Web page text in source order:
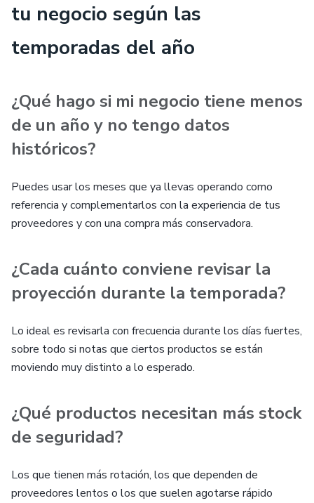
tu negocio según las
temporadas del año
¿Qué hago si mi negocio tiene menos
de un año y no tengo datos
históricos?
Puedes usar los meses que ya llevas operando como
referencia y complementarlos con la experiencia de tus
proveedores y con una compra más conservadora.
¿Cada cuánto conviene revisar la
proyección durante la temporada?
Lo ideal es revisarla con frecuencia durante los días fuertes,
sobre todo si notas que ciertos productos se están
moviendo muy distinto a lo esperado.
¿Qué productos necesitan más stock
de seguridad?
Los que tienen más rotación, los que dependen de
proveedores lentos o los que suelen agotarse rápido